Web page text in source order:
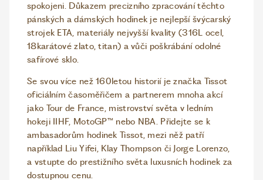
spokojeni. Důkazem precizního zpracování těchto
pánských a dámských hodinek je nejlepší švýcarský
strojek ETA, materiály nejvyšší kvality (316L ocel,
18karátové zlato, titan) a vůči poškrábání odolné
safírové sklo.
Se svou více než 160letou historií je značka Tissot
oficiálním časoměřičem a partnerem mnoha akcí
jako Tour de France, mistrovství světa v ledním
hokeji IIHF, MotoGP™ nebo NBA. Přidejte se k
ambasadorům hodinek Tissot, mezi něž patří
například Liu Yifei, Klay Thompson či Jorge Lorenzo,
a vstupte do prestižního světa luxusních hodinek za
dostupnou cenu.